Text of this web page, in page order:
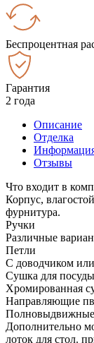
Беспроцентная
Гарантия
2 года
Описание
Отделка
Отзывы
Что входит в
Корпус,
фурнитура.
Ручки
Различные
Петли
С доводчиком
Сушка для посуды
Хромированная
Направляющие
Полновыдвижные
Дополнительно
лоток для стол.